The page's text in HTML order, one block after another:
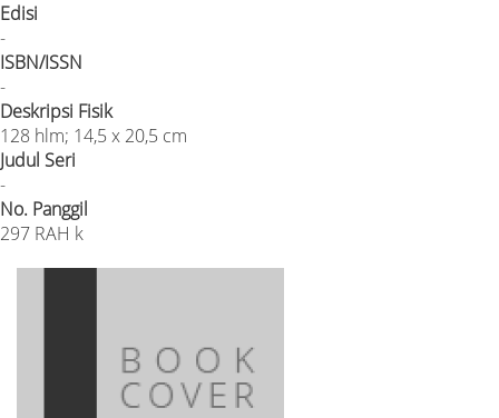
Edisi
-
ISBN/ISSN
-
Deskripsi Fisik
128 hlm; 14,5 x 20,5 cm
Judul Seri
-
No. Panggil
297 RAH k